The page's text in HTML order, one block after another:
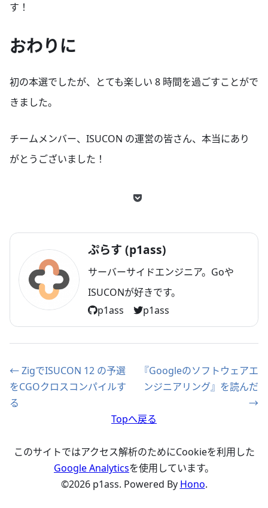
す！
おわりに
初の本選でしたが、とても楽しい 8 時間を過ごすことがで
きました。
チームメンバー、ISUCON の運営の皆さん、本当にあり
がとうございました！
ぷらす (p1ass)
サーバーサイドエンジニア。Goや
ISUCONが好きです。
p1ass
p1ass
← ZigでISUCON 12 の予選
をCGOクロスコンパイルす
る
『Googleのソフトウェアエ
ンジニアリング』を読んだ
→
Topへ戻る
このサイトではアクセス解析のためにCookieを利用した
Google Analyticsを使用しています。
©2026p1ass. Powered By Hono.